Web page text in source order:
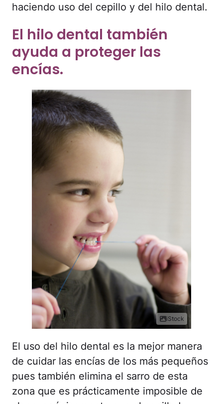
haciendo uso del cepillo y del hilo dental.
El hilo dental también
ayuda a proteger las
encías.
iStock
El uso del hilo dental es la mejor manera
de cuidar las encías de los más pequeños
pues también elimina el sarro de esta
zona que es prácticamente imposible de